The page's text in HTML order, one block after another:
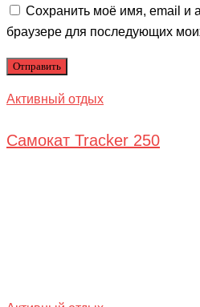
Сохранить моё имя, email и
браузере для последующих
Активный отдых
Самокат Tracker 250